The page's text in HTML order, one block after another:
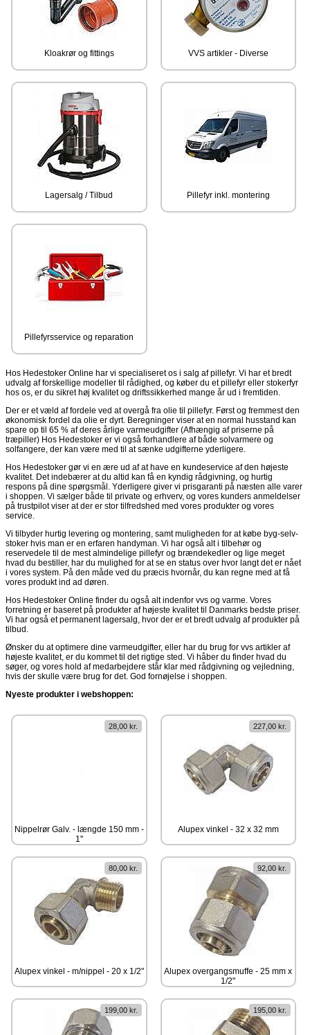
Kloakrør og fittings VVS artikler - Diverse
Lagersalg / Tilbud Pillefyr inkl. montering
Pillefyrsservice og reparation
Hos Hedestoker Online har vi specialiseret os i salg af pillefyr. Vi har et bredt
udvalg af forskellige modeller til rådighed, og køber du et pillefyr eller stokerfyr
hos os, er du sikret høj kvalitet og driftssikkerhed mange år ud i fremtiden.
Der er et væld af fordele ved at overgå fra olie til pillefyr. Først og fremmest den
økonomisk fordel da olie er dyrt. Beregninger viser at en normal husstand kan
spare op til 65 % af deres årlige varmeudgifter (Afhængig af priserne på
træpiller) Hos Hedestoker er vi også forhandlere af både solvarmere og
solfangere, der kan være med til at sænke udgifterne yderligere.
Hos Hedestoker gør vi en ære ud af at have en kundeservice af den højeste
kvalitet. Det indebærer at du altid kan få en kyndig rådgivning, og hurtig
respons på dine spørgsmål. Yderligere giver vi prisgaranti på næsten alle varer
i shoppen. Vi sælger både til private og erhverv, og vores kunders anmeldelser
på trustpilot viser at der er stor tilfredshed med vores produkter og vores
service.
Vi tilbyder hurtig levering og montering, samt muligheden for at købe byg-selv-
stoker hvis man er en erfaren handyman. Vi har også alt i tilbehør og
reservedele til de mest almindelige pillefyr og brændekedler og lige meget
hvad du bestiller, har du mulighed for at se en status over hvor langt det er nået
i vores system. På den måde ved du præcis hvornår, du kan regne med at få
vores produkt ind ad døren.
Hos Hedestoker Online finder du også alt indenfor vvs og varme. Vores
forretning er baseret på produkter af højeste kvalitet til Danmarks bedste priser.
Vi har også et permanent lagersalg, hvor der er et bredt udvalg af produkter på
tilbud.
Ønsker du at optimere dine varmeudgifter, eller har du brug for vvs artikler af
højeste kvalitet, er du kommet til det rigtige sted. Vi håber du finder hvad du
søger, og vores hold af medarbejdere står klar med rådgivning og vejledning,
hvis der skulle være brug for det. God fornøjelse i shoppen.
Nyeste produkter i webshoppen:
Nippelrør Galv. - længde 150 mm -
1"
28,00 kr.
Alupex vinkel - 32 x 32 mm
227,00 kr.
Alupex vinkel - m/nippel - 20 x 1/2"
80,00 kr.
Alupex overgangsmuffe - 25 mm x
1/2"
92,00 kr.
199,00 kr. 195,00 kr.